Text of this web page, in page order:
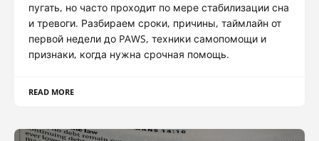
пугать, но часто проходит по мере стабилизации сна
и тревоги. Разбираем сроки, причины, таймлайн от
первой недели до PAWS, техники самопомощи и
признаки, когда нужна срочная помощь.
READ MORE